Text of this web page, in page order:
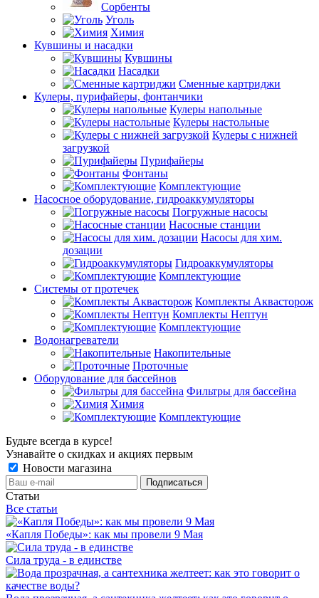
Сорбенты
Уголь
Химия
Кувшины и насадки
Кувшины
Насадки
Сменные картриджи
Кулеры, пурифайеры, фонтанчики
Кулеры напольные
Кулеры настольные
Кулеры с нижней
загрузкой
Пурифайеры
Фонтаны
Комплектующие
Насосное оборудование, гидроаккумуляторы
Погружные насосы
Насосные станции
Насосы для хим.
дозации
Гидроаккумуляторы
Комплектующие
Системы от протечек
Комплекты Аквасторож
Комплекты Нептун
Комплектующие
Водонагреватели
Накопительные
Проточные
Оборудование для бассейнов
Фильтры для бассейна
Химия
Комплектующие
Будьте всегда в курсе!
Узнавайте о скидках и акциях первым
Новости магазина
Статьи
Все статьи
«Капля Победы»: как мы провели 9 Мая
Сила труда - в единстве